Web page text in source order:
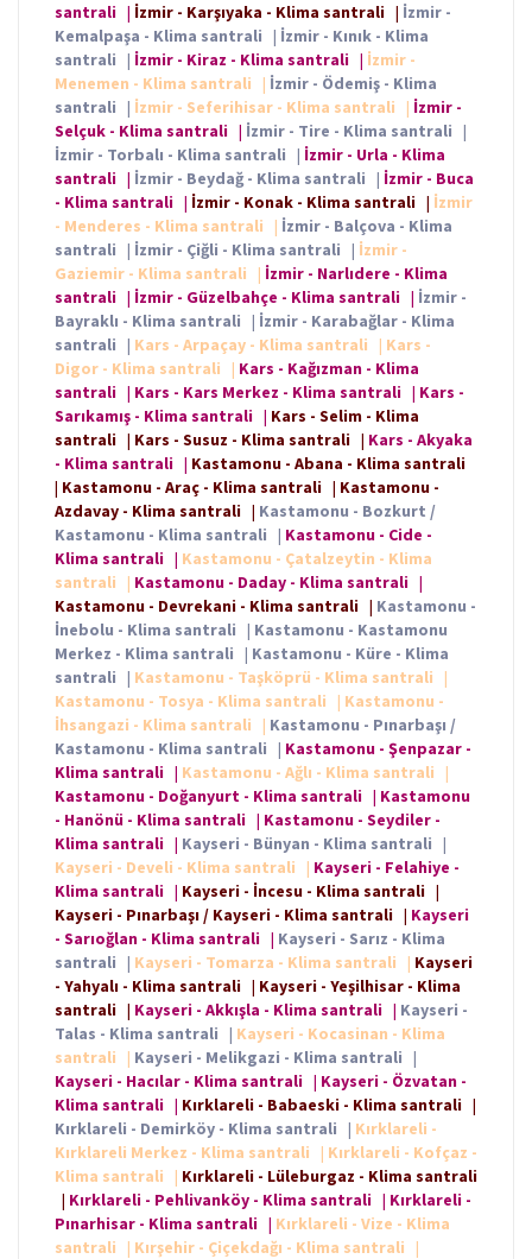
santrali | İzmir - Karşıyaka - Klima santrali | İzmir -
Kemalpaşa - Klima santrali | İzmir - Kınık - Klima
santrali | İzmir - Kiraz - Klima santrali | İzmir -
Menemen - Klima santrali | İzmir - Ödemiş - Klima
santrali | İzmir - Seferihisar - Klima santrali | İzmir -
Selçuk - Klima santrali | İzmir - Tire - Klima santrali |
İzmir - Torbalı - Klima santrali | İzmir - Urla - Klima
santrali | İzmir - Beydağ - Klima santrali | İzmir - Buca
- Klima santrali | İzmir - Konak - Klima santrali | İzmir
- Menderes - Klima santrali | İzmir - Balçova - Klima
santrali | İzmir - Çiğli - Klima santrali | İzmir -
Gaziemir - Klima santrali | İzmir - Narlıdere - Klima
santrali | İzmir - Güzelbahçe - Klima santrali | İzmir -
Bayraklı - Klima santrali | İzmir - Karabağlar - Klima
santrali | Kars - Arpaçay - Klima santrali | Kars -
Digor - Klima santrali | Kars - Kağızman - Klima
santrali | Kars - Kars Merkez - Klima santrali | Kars -
Sarıkamış - Klima santrali | Kars - Selim - Klima
santrali | Kars - Susuz - Klima santrali | Kars - Akyaka
- Klima santrali | Kastamonu - Abana - Klima santrali
| Kastamonu - Araç - Klima santrali | Kastamonu -
Azdavay - Klima santrali | Kastamonu - Bozkurt /
Kastamonu - Klima santrali | Kastamonu - Cide -
Klima santrali | Kastamonu - Çatalzeytin - Klima
santrali | Kastamonu - Daday - Klima santrali |
Kastamonu - Devrekani - Klima santrali | Kastamonu -
İnebolu - Klima santrali | Kastamonu - Kastamonu
Merkez - Klima santrali | Kastamonu - Küre - Klima
santrali | Kastamonu - Taşköprü - Klima santrali |
Kastamonu - Tosya - Klima santrali | Kastamonu -
İhsangazi - Klima santrali | Kastamonu - Pınarbaşı /
Kastamonu - Klima santrali | Kastamonu - Şenpazar -
Klima santrali | Kastamonu - Ağlı - Klima santrali |
Kastamonu - Doğanyurt - Klima santrali | Kastamonu
- Hanönü - Klima santrali | Kastamonu - Seydiler -
Klima santrali | Kayseri - Bünyan - Klima santrali |
Kayseri - Develi - Klima santrali | Kayseri - Felahiye -
Klima santrali | Kayseri - İncesu - Klima santrali |
Kayseri - Pınarbaşı / Kayseri - Klima santrali | Kayseri
- Sarıoğlan - Klima santrali | Kayseri - Sarız - Klima
santrali | Kayseri - Tomarza - Klima santrali | Kayseri
- Yahyalı - Klima santrali | Kayseri - Yeşilhisar - Klima
santrali | Kayseri - Akkışla - Klima santrali | Kayseri -
Talas - Klima santrali | Kayseri - Kocasinan - Klima
santrali | Kayseri - Melikgazi - Klima santrali |
Kayseri - Hacılar - Klima santrali | Kayseri - Özvatan -
Klima santrali | Kırklareli - Babaeski - Klima santrali |
Kırklareli - Demirköy - Klima santrali | Kırklareli -
Kırklareli Merkez - Klima santrali | Kırklareli - Kofçaz -
Klima santrali | Kırklareli - Lüleburgaz - Klima santrali
| Kırklareli - Pehlivanköy - Klima santrali | Kırklareli -
Pınarhisar - Klima santrali | Kırklareli - Vize - Klima
santrali | Kırşehir - Çiçekdağı - Klima santrali |